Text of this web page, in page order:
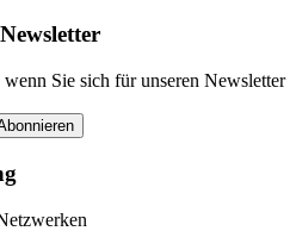
Sie sich für unseren Newsletter